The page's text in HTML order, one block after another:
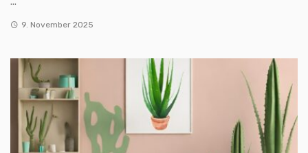
9. November 2025